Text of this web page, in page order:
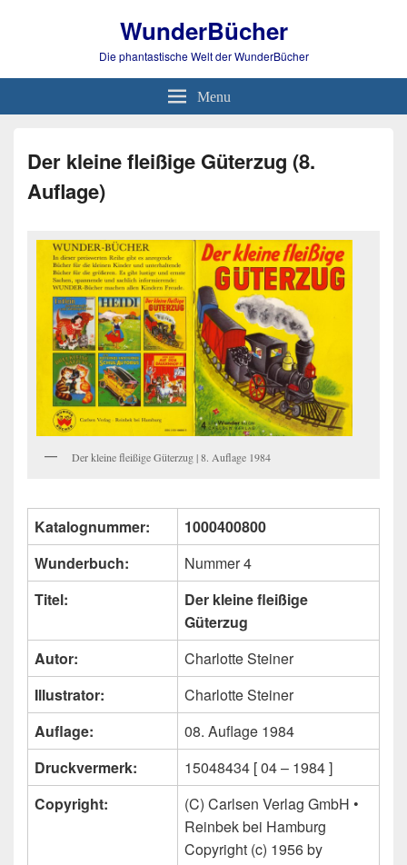
WunderBücher
Die phantastische Welt der WunderBücher
Menu
Der kleine fleißige Güterzug (8.
Auflage)
Der kleine fleißige Güterzug | 8. Auflage 1984
Katalognummer:
1000400800
Wunderbuch:
Nummer 4
Titel:
Der kleine fleißige
Güterzug
Autor:
Charlotte Steiner
Illustrator:
Charlotte Steiner
Auflage:
08. Auflage 1984
Druckvermerk:
15048434 [ 04 – 1984 ]
Copyright:
(C) Carlsen Verlag GmbH •
Reinbek bei Hamburg
Copyright (c) 1956 by